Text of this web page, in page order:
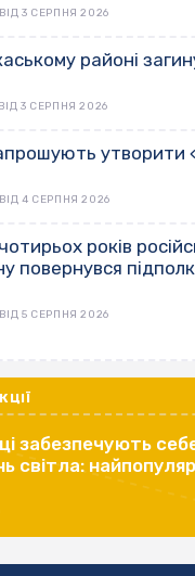
ВІД 3 СЕРПНЯ 2026
районі
ВІД 3 СЕРПНЯ 2026
утворити
ВІД 4 СЕРПНЯ 2026
років
повернувся
ВІД 5 СЕРПНЯ 2026
забезпечують
світла: